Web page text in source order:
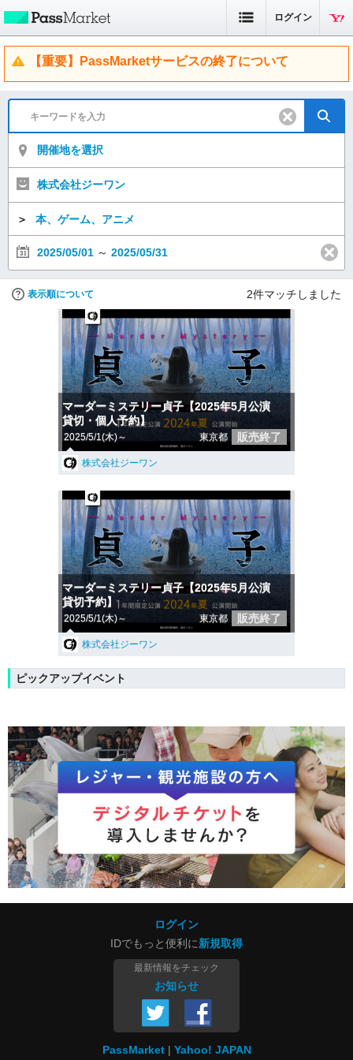
ログイン
【重要】PassMarketサービスの終了について
開催地を選択
株式会社ジーワン
＞ 本、ゲーム、アニメ
2025/05/01 ～ 2025/05/31
表示順について 2件マッチしました
マーダーミステリー貞子【2025年5月公演
貸切・個人予約】
2025/5/1(木)～ 東京都 販売終了
株式会社ジーワン
マーダーミステリー貞子【2025年5月公演
貸切予約】
2025/5/1(木)～ 東京都 販売終了
株式会社ジーワン
ピックアップイベント
ログイン
IDでもっと便利に新規取得
最新情報をチェック
お知らせ
PassMarket Yahoo! JAPAN